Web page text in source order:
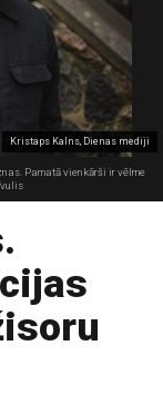
Kristaps Kalns, Dienas mediji
Pamatā vienkārši ir vēlme